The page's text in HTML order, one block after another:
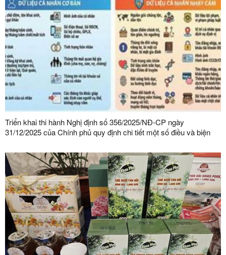
Triển khai thi hành Nghị định số 356/2025/NĐ-CP ngày
31/12/2025 của Chính phủ quy định chi tiết một số điều và biện
Sơn